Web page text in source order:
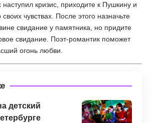
кризис, приходите к Пушкину и
чувствах. После этого назначьте
свидание у памятника, но придите
свидание. Поэт-романтик поможет
огонь любви.
детский